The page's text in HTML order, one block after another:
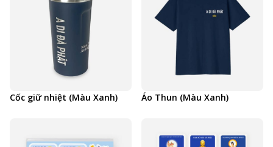
Cốc giữ nhiệt (Màu Xanh) Áo Thun (Màu Xanh)